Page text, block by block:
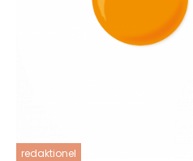
redaktionel